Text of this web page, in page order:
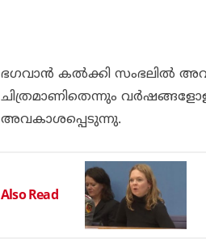
ഭഗവാന്‍ കല്‍ക്കി സംഭലില്‍
ചിത്രമാണിതെന്നും
അവകാശപ്പെടുന്നു.
Also Read